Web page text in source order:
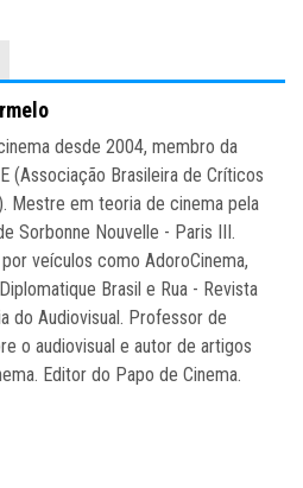
desde 2004, membro da
(Associação Brasileira de Críticos
Mestre em teoria de cinema pela
Sorbonne Nouvelle - Paris III.
veículos como AdoroCinema,
Brasil e Rua - Revista
do Audiovisual. Professor de
o audiovisual e autor de artigos
Editor do Papo de Cinema.